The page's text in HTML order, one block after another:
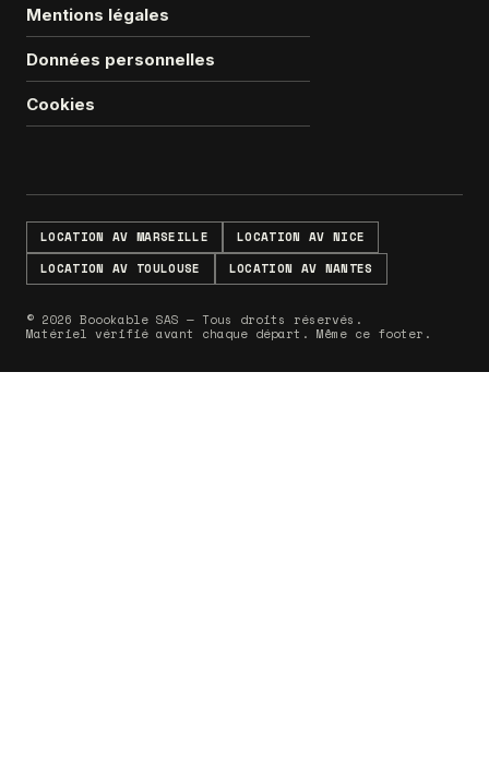
Mentions légales
Données personnelles
Cookies
LOCATION AV MARSEILLE
LOCATION AV NICE
LOCATION AV TOULOUSE
LOCATION AV NANTES
© 2026 Boookable SAS — Tous droits réservés.
Matériel vérifié avant chaque départ. Même ce footer.